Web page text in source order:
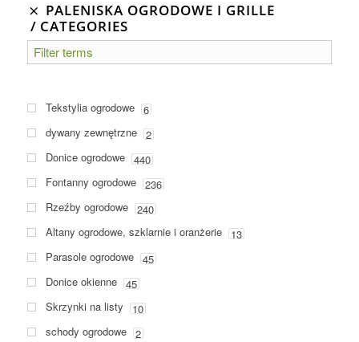
PALENISKA OGRODOWE I GRILLE
CATEGORIES
Tekstylia ogrodowe 6
dywany zewnętrzne 2
Donice ogrodowe 440
Fontanny ogrodowe 236
Rzeźby ogrodowe 240
Altany ogrodowe, szklarnie i oranżerie 13
Parasole ogrodowe 45
Donice okienne 45
Skrzynki na listy
10
schody ogrodowe 2